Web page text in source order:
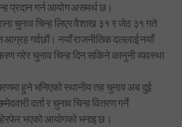
प्रदान गर्न आयोग असमर्थ छ।
चुनाव चिन्ह लिएर वैशाख ३१ र जेठ ३१ गते
आग्रह गर्दछौं। नयाँ राजनीतिक दललाई नयाँ
गरेर चुनाव चिन्ह दिन सकिने कानुनी व्यवस्था
हुने भनिएको स्थानीय तह चुनाव अब दुई
दर्ता र चुनाव चिन्ह वितरण गर्ने
भएको आयोगको भनाइ छ।